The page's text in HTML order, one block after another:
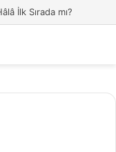
İlk Sırada mı?